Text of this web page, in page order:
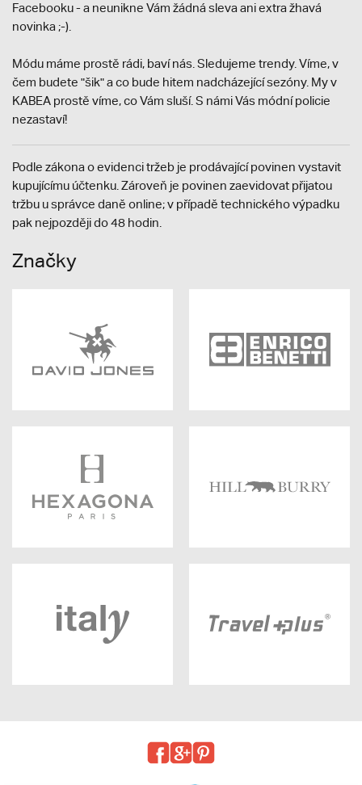
Facebooku - a neunikne Vám žádná sleva ani extra žhavá
novinka ;-).
Módu máme prostě rádi, baví nás. Sledujeme trendy. Víme, v
čem budete "šik" a co bude hitem nadcházející sezóny. My v
KABEA prostě víme, co Vám sluší. S námi Vás módní policie
nezastaví!
Podle zákona o evidenci tržeb je prodávající povinen vystavit
kupujícímu účtenku. Zároveň je povinen zaevidovat přijatou
tržbu u správce daně online; v případě technického výpadku
pak nejpozději do 48 hodin.
Značky